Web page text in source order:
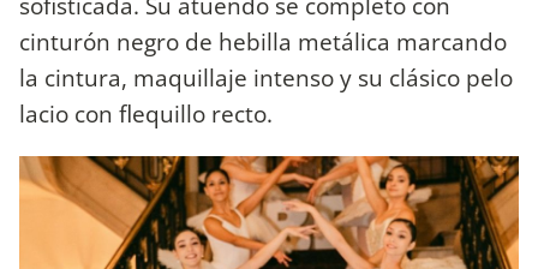
cinturón negro de hebilla metálica marcando
la cintura, maquillaje intenso y su clásico pelo
lacio con flequillo recto.